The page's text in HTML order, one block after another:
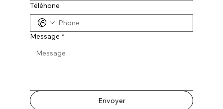
Téléhone
Message *
Envoyer